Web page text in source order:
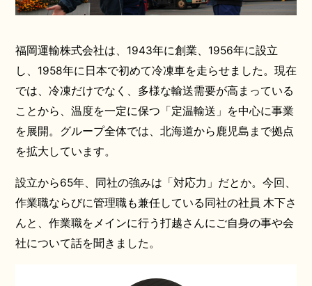
福岡運輸株式会社は、1943年に創業、1956年に設立
し、1958年に日本で初めて冷凍車を走らせました。現在
では、冷凍だけでなく、多様な輸送需要が高まっている
ことから、温度を一定に保つ「定温輸送」を中心に事業
を展開。グループ全体では、北海道から鹿児島まで拠点
を拡大しています。
設立から65年、同社の強みは「対応力」だとか。今回、
作業職ならびに管理職も兼任している同社の社員 木下さ
んと、作業職をメインに行う打越さんにご自身の事や会
社について話を聞きました。